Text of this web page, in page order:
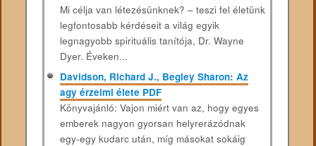
Mi célja van létezésünknek? – teszi fel életünk
legfontosabb kérdéseit a világ egyik
legnagyobb spirituális tanítója, Dr. Wayne
Dyer. Éveken...
Davidson, Richard J., Begley Sharon: Az
agy érzelmi élete PDF
Könyvajánló: Vajon miért van az, hogy egyes
emberek nagyon gyorsan helyrerázódnak
egy-egy kudarc után, míg másokat sokáig